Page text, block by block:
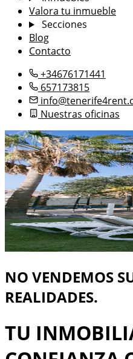
Valora tu inmueble
Secciones
Blog
Contacto
+34676171441
657173815
Nuestras oficinas
NO VENDEMOS
REALIDADES.
TU